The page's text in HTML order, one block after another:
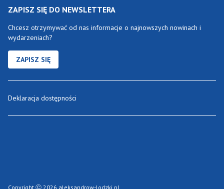
ZAPISZ SIĘ DO NEWSLETTERA
Chcesz otrzymywać od nas informacje o najnowszych nowinach i
wydarzeniach?
ZAPISZ SIĘ
Deklaracja dostępności
Copyright Ⓒ 2026 aleksandrow-lodzki.pl